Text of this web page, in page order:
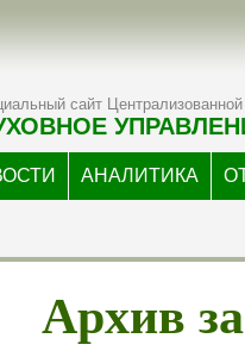
сайт Централизованной
АНАЛИТИКА
Архив